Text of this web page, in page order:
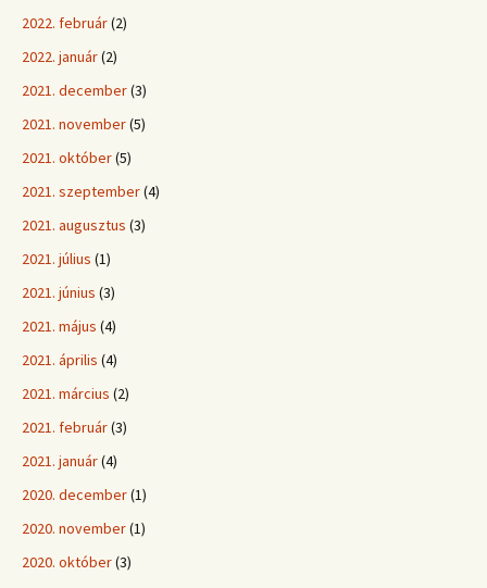
2022. február(2)
2022. január(2)
2021. december(3)
2021. november(5)
2021. október(5)
2021. szeptember(4)
2021. augusztus (3)
2021. július (1)
2021. június (3)
2021. május (4)
2021. április (4)
2021. március (2)
2021. február(3)
2021. január(4)
2020. december(1)
2020. november(1)
2020. október(3)